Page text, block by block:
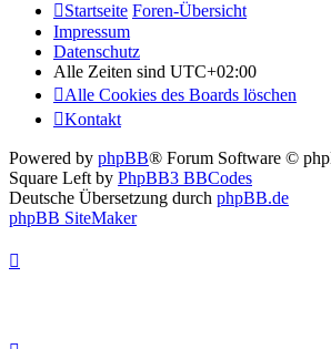
Startseite Foren-Übersicht
Impressum
Datenschutz
Alle Zeiten sind UTC+02:00
Alle Cookies des Boards löschen
Kontakt
Powered by phpBB® Forum Software ©
Square Left by PhpBB3 BBCodes
Deutsche Übersetzung durch phpBB.de
phpBB SiteMaker